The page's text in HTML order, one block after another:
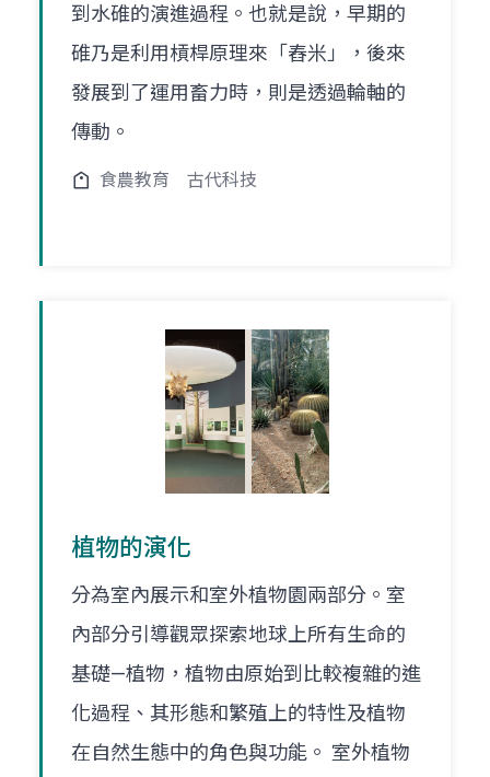
到水碓的演進過程。也就是說，早期的
碓乃是利用槓桿原理來「舂米」，後來
發展到了運用畜力時，則是透過輪軸的
傳動。
食農教育 古代科技
植物的演化
分為室內展示和室外植物園兩部分。室
內部分引導觀眾探索地球上所有生命的
基礎—植物，植物由原始到比較複雜的進
化過程、其形態和繁殖上的特性及植物
在自然生態中的角色與功能。 室外植物